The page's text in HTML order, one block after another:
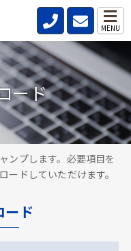
MENU
ード
ンプします。必要項目を
ードしていただけます。
ード